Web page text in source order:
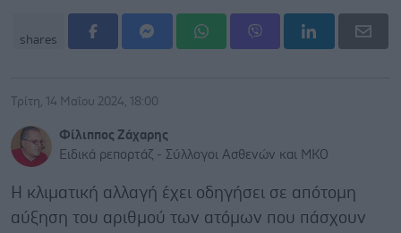
shares
Τρίτη, 14 Μαΐου 2024, 18:00
Φίλιππος Ζάχαρης
Ειδικά ρεπορτάζ - Σύλλογοι Ασθενών και ΜΚΟ
Η κλιματική αλλαγή έχει οδηγήσει σε απότομη
αύξηση του αριθμού των ατόμων που πάσχουν